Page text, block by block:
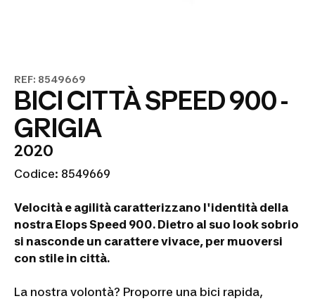
REF: 8549669
BICI CITTÀ SPEED 900 -
GRIGIA
2020
Codice: 8549669
Velocità e agilità caratterizzano l'identità della
nostra Elops Speed 900. Dietro al suo look sobrio
si nasconde un carattere vivace, per muoversi
con stile in città.
La nostra volontà? Proporre una bici rapida,